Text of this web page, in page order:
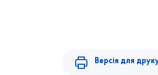
Версія для